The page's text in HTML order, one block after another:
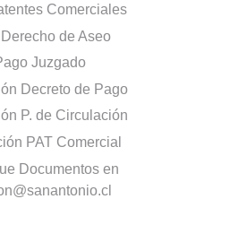
Comerciales
de Aseo
Juzgado
Decreto de Pago
P. de Circulación
PAT Comercial
Documentos en